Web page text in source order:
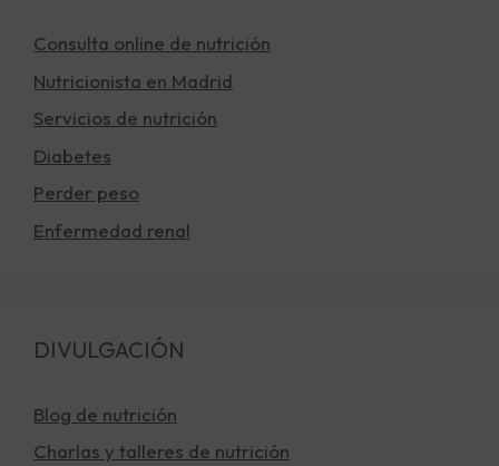
Consulta online de nutrición
Nutricionista en Madrid
Servicios de nutrición
Diabetes
Perder peso
Enfermedad renal
DIVULGACIÓN
Blog de nutrición
Charlas y talleres de nutrición